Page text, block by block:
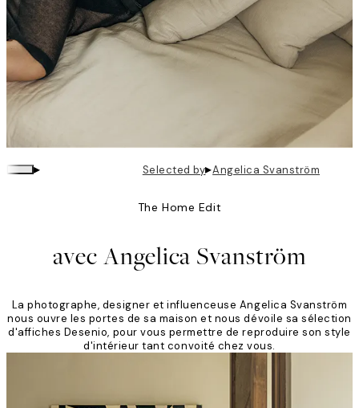
▸ Selected by▸Angelica Svanström
The Home Edit
avec Angelica Svanström
La photographe, designer et influenceuse Angelica Svanström
nous ouvre les portes de sa maison et nous dévoile sa sélection
d'affiches Desenio, pour vous permettre de reproduire son style
d'intérieur tant convoité chez vous.